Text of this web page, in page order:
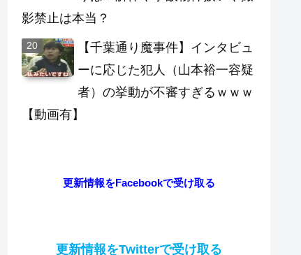
影禁止は本当？
【千葉通り魔事件】インタビュ
ーに応じた犯人（山本裕一容疑
者）の挙動が不審すぎるｗｗｗ
【動画有】
更新情報をFacebookで受け取る
更新情報をTwitterで受け取る